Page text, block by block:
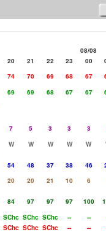
08/08
20 21 22 23 00
74 70 69 68 67
69 69 68 67 67
7 5 3 3 3
W W W W W
54 48 37 38 46
20 20 21 10 6
84 97 97 97 100
SChc SChc SChc -- --
SChc SChc SChc -- --